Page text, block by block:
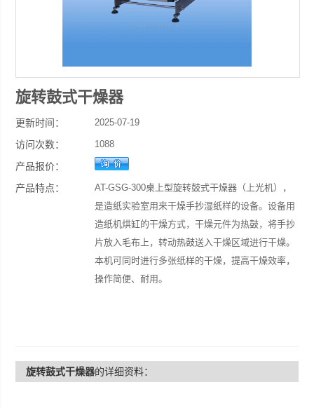
旋转鼓式干燥器
更新时间： 2025-07-19
访问次数： 1088
产品报价：
产品特点：
AT-GSG-300桌上型旋转鼓式干燥器（上光机），
是造纸实验室用来干燥手抄湿纸样的设备。设备用
造纸机烘缸的干燥方式，干燥元件为热鼓，将手抄
片放入毛布上，转动热鼓送入干燥区域进行干燥。
本机可同时进行多张纸样的干燥，提高干燥效率，
操作简便、耐用。
旋转鼓式干燥器的详细资料：